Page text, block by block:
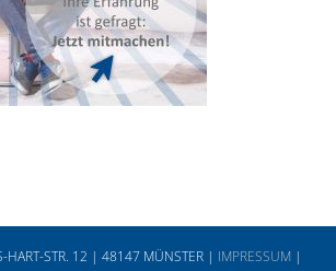
HART-STR. 12 | 48147 MÜNSTER | IMPRESSUM |